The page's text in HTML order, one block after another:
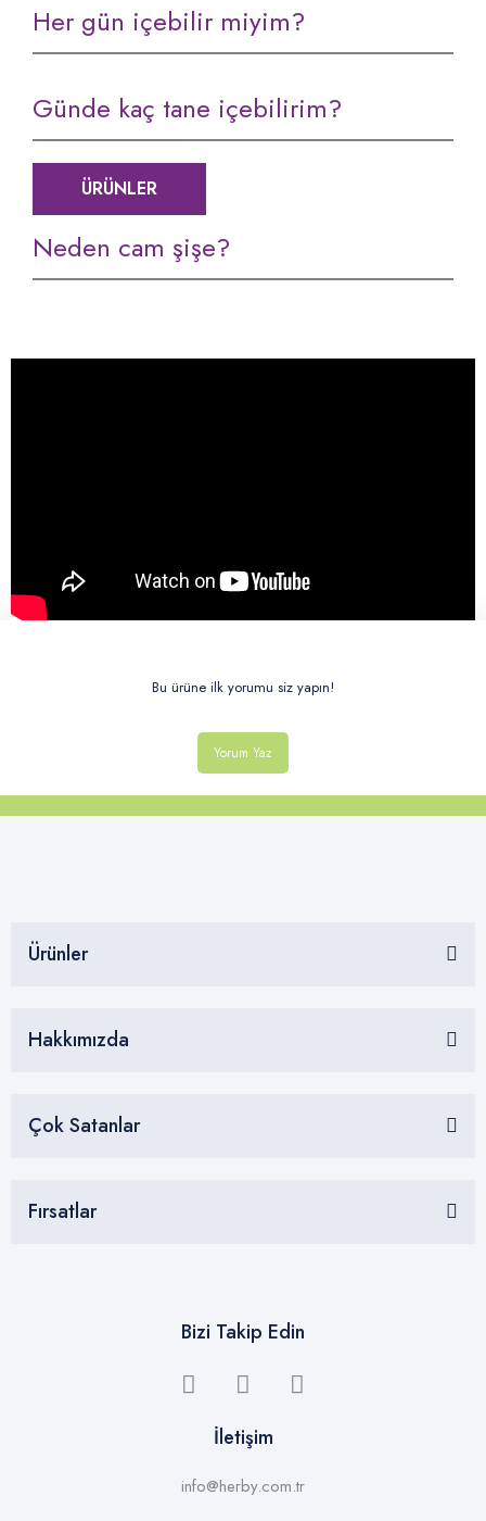
Her gün içebilir miyim?
Günde kaç tane içebilirim?
ÜRÜNLER
Neden cam şişe?
Bu ürüne ilk yorumu siz yapın!
Yorum Yaz
Ürünler
Hakkımızda
Çok Satanlar
Fırsatlar
Bizi Takip Edin
İletişim
info@herby.com.tr